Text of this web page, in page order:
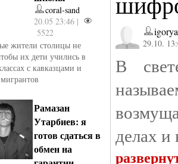
coral-sand
20.05 23:46 |
5522
жители столицы не
их дети учились в
с кавказцами и
Рамазан
Утарбиев: я
готов сдаться в
обмен на
29.10.
В
делах